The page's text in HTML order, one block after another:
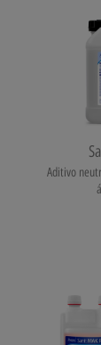
Aditivo